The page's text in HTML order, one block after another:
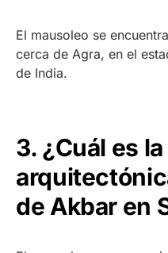
El mausoleo se
cerca de Agra, en el
de India.
3. ¿Cuál es
de Akbar en